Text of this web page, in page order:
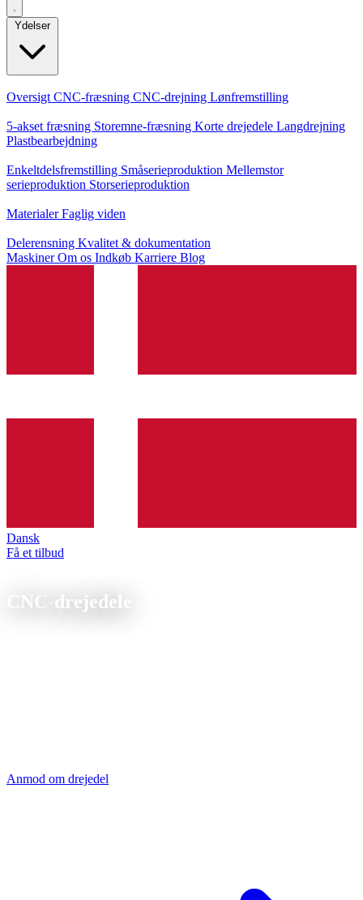
Ydelser
Oversigt CNC-fræsning CNC-drejning Lønfremstilling
5-akset fræsning Storemne-fræsning Korte drejedele Langdrejning
Plastbearbejdning
Enkeltdelsfremstilling Småserieproduktion Mellemstor
serieproduktion Storserieproduktion
MaterialerFaglig viden
Delerensning Kvalitet & dokumentation
MaskinerOm os Indkøb Karriere Blog
Dansk
Få et tilbud
CNC- drejedele
Anmod om drejedel